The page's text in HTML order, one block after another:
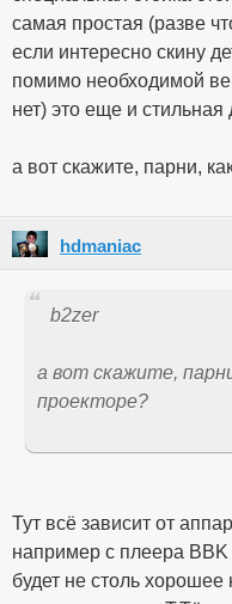
самая простая (разве
если интересно скину
помимо необходимой
нет) это еще и стильная
а вот скажите, парни,
hdmaniac
b2zer
а вот скажите,
проекторе?
Тут всё зависит от
например с плеера BBK
будет не столь